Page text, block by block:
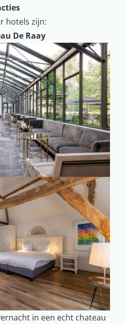
hotels zijn:
De Raay
in een echt chateau